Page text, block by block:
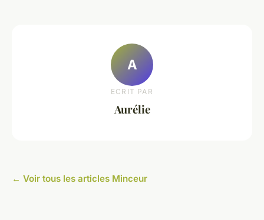
A
ECRIT PAR
Aurélie
← Voir tous les articles Minceur